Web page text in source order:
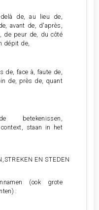
de, au lieu de,
avant de, d'après,
de peur de, du côté
dépit de,
de, face à, faute de,
de, près de, quant
betekenissen,
staan in het
EN STEDEN
(ook grote
: